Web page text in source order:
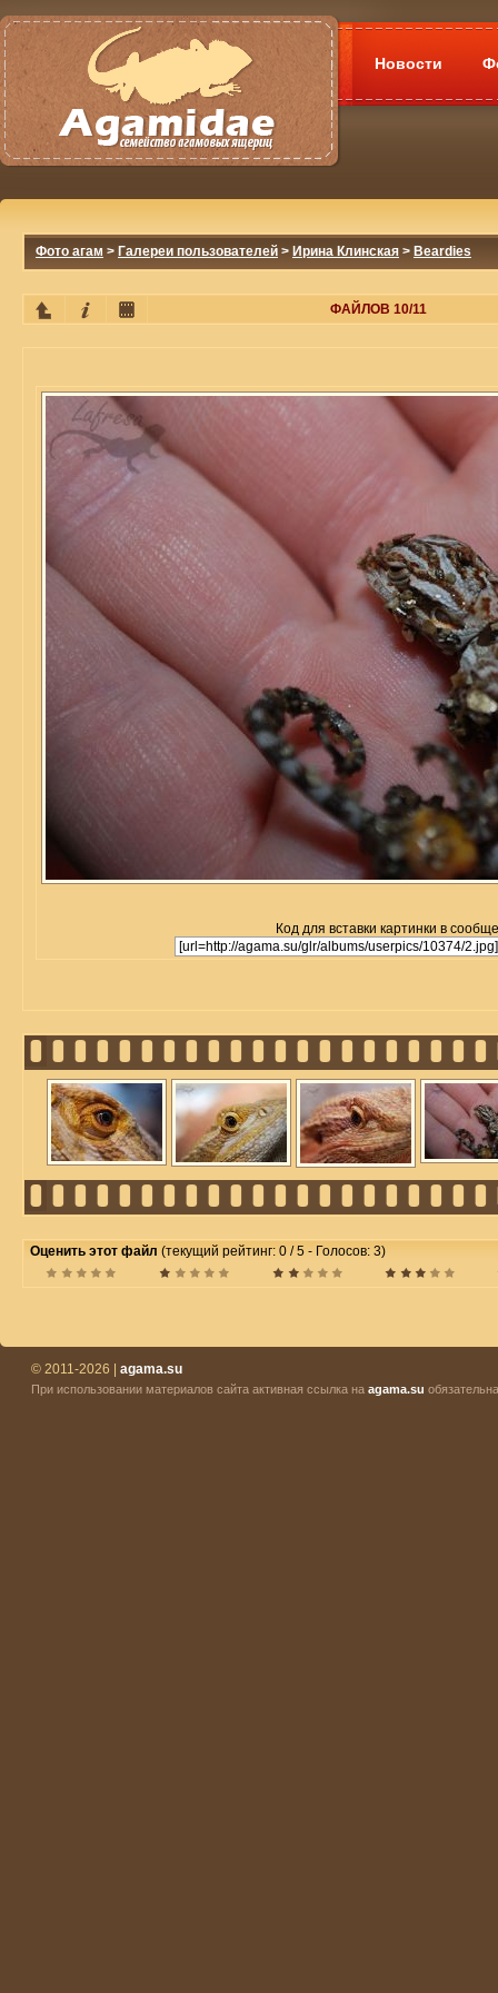
Новости
Фото агам > Галереи пользователей > Ирина Клинская > Beardies
ФАЙЛОВ 10/11
Код для вставки картинки в
Оценить этот файл (текущий рейтинг: 0 / 5 - Голосов: 3)
© 2011-2026 | agama.su
При использовании материалов сайта активная ссылка на agama.su